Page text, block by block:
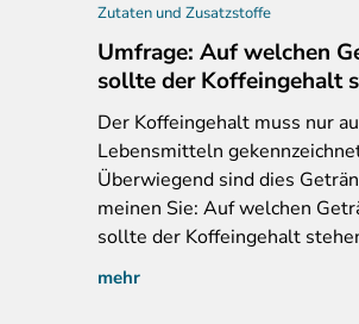
Zutaten und Zusatzstoffe
Umfrage: Auf welchen
sollte der Koffeingehalt
Der Koffeingehalt muss nur
Lebensmitteln
Überwiegend sind dies
meinen Sie: Auf welchen
sollte der Koffeingehalt
mehr